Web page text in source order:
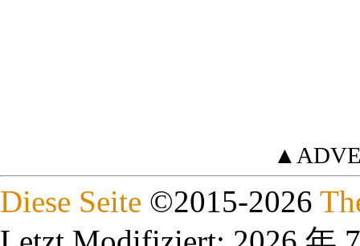
Diese Seite ©2015-2026